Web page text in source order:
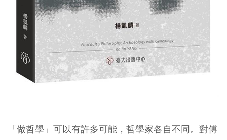
「做哲學」可以有許多可能，哲學家各自不同。對傅